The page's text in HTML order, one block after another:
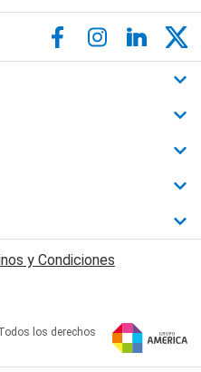
y Condiciones
los derechos